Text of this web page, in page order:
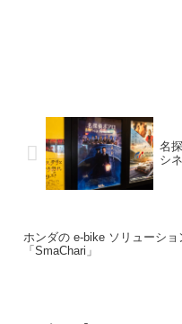
名
シ
ホンダの e-bike ソリューショ
「SmaChari」